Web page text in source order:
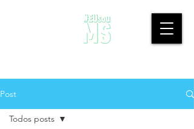
Post
Todos posts